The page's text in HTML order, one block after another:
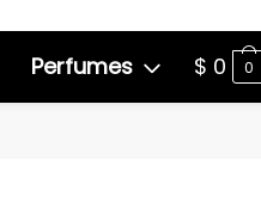
Perfumes $ 0 0